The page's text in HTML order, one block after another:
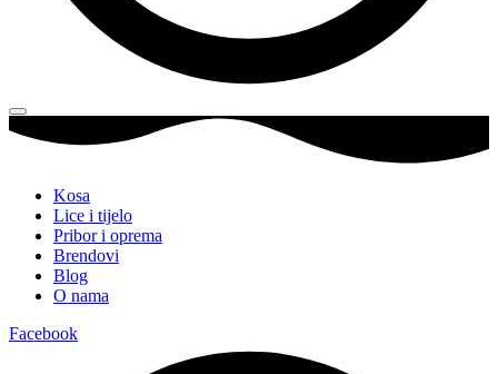
Kosa
Lice i tijelo
Pribor i oprema
Brendovi
Blog
O nama
Facebook